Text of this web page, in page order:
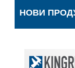
НОВИ